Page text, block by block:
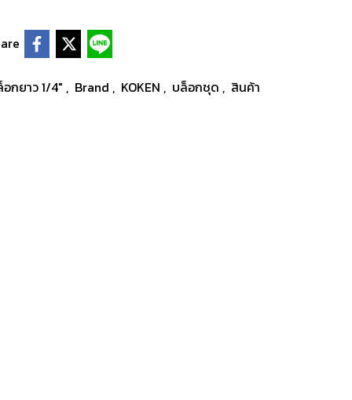
กยาว 1/4" , Brand , KOKEN , บล็อกชุด , สินค้า